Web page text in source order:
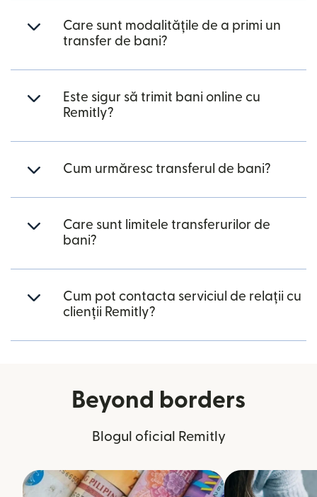
Care sunt modalitățile de a primi un
transfer de bani?
Este sigur să trimit bani online cu
Remitly?
Cum urmăresc transferul de bani?
Care sunt limitele transferurilor de
bani?
Cum pot contacta serviciul de relații cu
clienții Remitly?
Beyond borders
Blogul oficial Remitly